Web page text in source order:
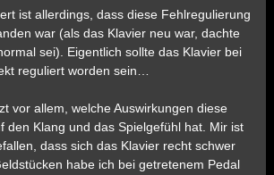
ist allerdings, dass diese Fehlregulierung
war (als das Klavier neu war, dachte
sei). Eigentlich sollte das Klavier bei
reguliert worden sein…
vor allem, welche Auswirkungen diese
den Klang und das Spielgefühl hat. Mir ist
dass sich das Klavier recht schwer
habe ich bei getretenem Pedal